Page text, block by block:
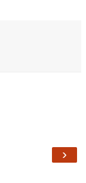
›